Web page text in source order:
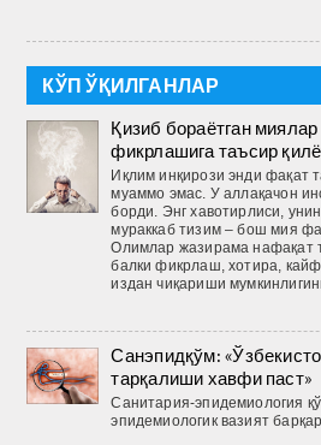
КЎП ЎҚИЛГАНЛАР
Қизиб бораётган
фикрлашига таъсир
Иқлим инқирози энди фақат
муаммо эмас. У аллақачон
борди. Энг хавотирлиси,
мураккаб тизим – бош мия
Олимлар жазирама нафақат
балки фикрлаш, хотира,
издан чиқариши
Санэпидқўм:
тарқалиши хавфи паст»
Санитария-эпидемиология
эпидемиологик вазият